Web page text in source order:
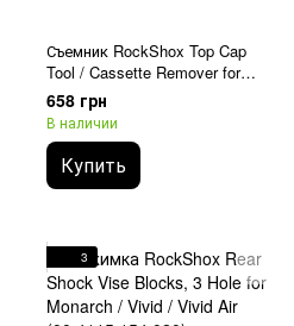
Съемник RockShox Top Cap
Tool / Cassette Remover for
Suspension Forks /
SRAM/Shimano
(00.4318.012.003)
658 грн
В наличии
Купить
3